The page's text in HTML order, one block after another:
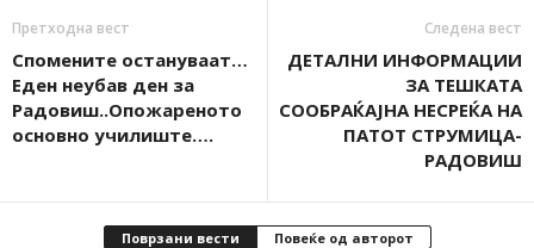
Претходна вест
Спомените остануваат…
Еден неубав ден за
Радовиш..Опожареното
основно училиште….
Следена вест
ДЕТАЛНИ ИНФОРМАЦИИ
ЗА ТЕШКАТА
СООБРАЌАЈНА НЕСРЕЌА НА
ПАТОТ СТРУМИЦА-
РАДОВИШ
Поврзани вести Повеќе од авторот